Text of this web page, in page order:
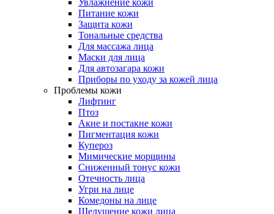
Увлажнение кожи
Питание кожи
Защита кожи
Тональные средства
Для массажа лица
Маски для лица
Для автозагара кожи
Приборы по уходу за кожей лица
Проблемы кожи
Лифтинг
Птоз
Акне и постакне кожи
Пигментация кожи
Купероз
Мимические морщины
Сниженный тонус кожи
Отечность лица
Угри на лице
Комедоны на лице
Шелушение кожи лица